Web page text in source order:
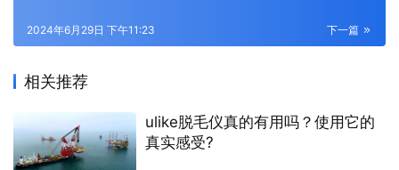
下一篇
2024年6月29日 下午11:23
相关推荐
ulike脱毛仪真的有用吗？使用它的
真实感受?